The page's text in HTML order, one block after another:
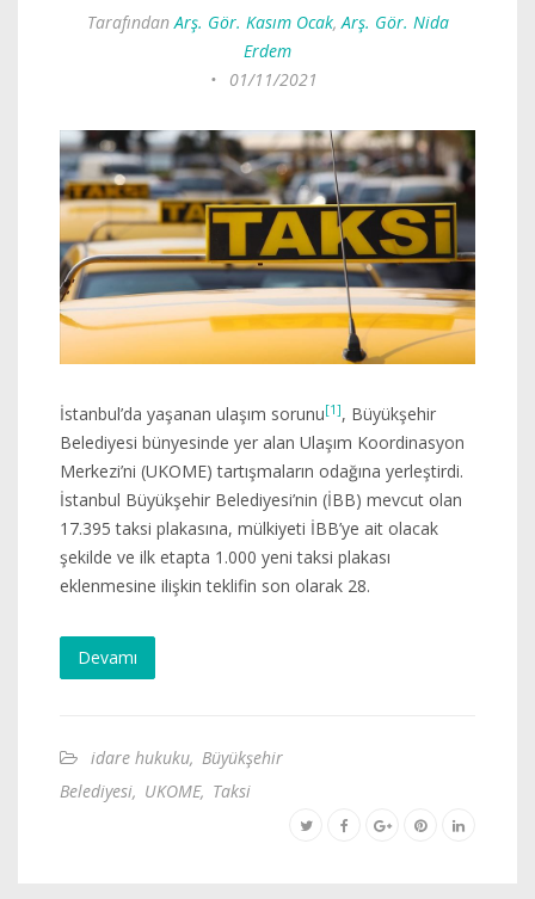
TarafındanArş. Gör. Kasım Ocak,Arş. Gör. Nida
Erdem
•
01/11/2021
İstanbul’da yaşanan ulaşım sorunu[1], Büyükşehir
Belediyesi bünyesinde yer alan Ulaşım Koordinasyon
Merkezi’ni (UKOME) tartışmaların odağına yerleştirdi.
İstanbul Büyükşehir Belediyesi’nin (İBB) mevcut olan
17.395 taksi plakasına, mülkiyeti İBB’ye ait olacak
şekilde ve ilk etapta 1.000 yeni taksi plakası
eklenmesine ilişkin teklifin son olarak 28.
Devamı
idare hukuku, Büyükşehir
Belediyesi, UKOME, Taksi